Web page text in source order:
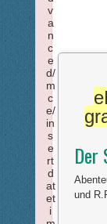
f
u
m
e
n
h
n
t
e
Der
und
v
a
n
c
e
d/
m
c
e/
in
s
e
rt
d
at
et
i